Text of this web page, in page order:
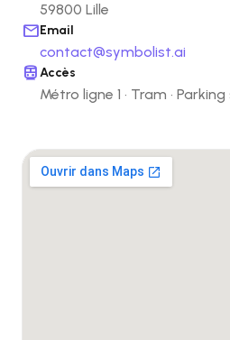
59800 Lille
mailEmail
contact@symbolist.ai
directions_transitAccès
Métro ligne 1 · Tram ·